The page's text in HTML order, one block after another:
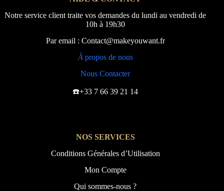
Notre service client traite vos demandes du lundi au vendredi de
10h à 19h30
Par email : Contact@makeyouwant.fr
À propos de nous
Nous Contacter
☎️+33 7 66 39 21 14
NOS SERVICES
Conditions Générales d’Utilisation
Mon Compte
Qui sommes-nous ?